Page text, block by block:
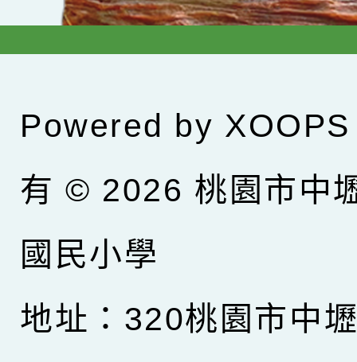
Powered by XOOPS
有 © 2026 桃園市中
國民小學
地址：320桃園市中